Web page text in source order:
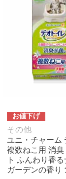
お値下げ
その他
ユニ・チャーム
複数ねこ用 消臭
ト ふんわり香
ガーデンの香り